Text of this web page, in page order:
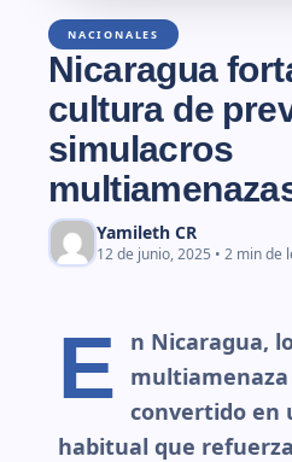
NACIONALES
Nicaragua
cultura de
simulacros
Yamileth CR
12 de junio, 2025 • 2 min de
E
n Nicaragua,
multiamenaza
convertido en
habitual que